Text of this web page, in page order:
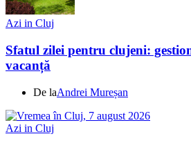
Azi in Cluj
Sfatul zilei pentru clujeni:
vacanță
De laAndrei Mureșan
Azi in Cluj